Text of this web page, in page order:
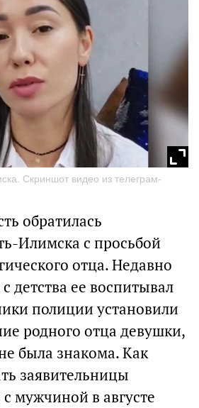
Скриншот видео из телеграм-
обратилась
Илимска с просьбой
отца. Недавно
детства ее воспитывал
полиции установили
родного отца девушки,
была знакома. Как
заявительницы
мужчиной в августе